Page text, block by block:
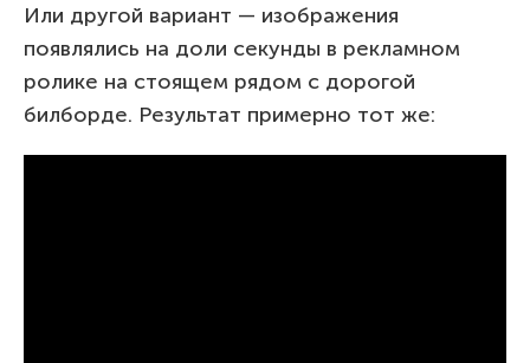
Или другой вариант — изображения
появлялись на доли секунды в рекламном
ролике на стоящем рядом с дорогой
билборде. Результат примерно тот же: